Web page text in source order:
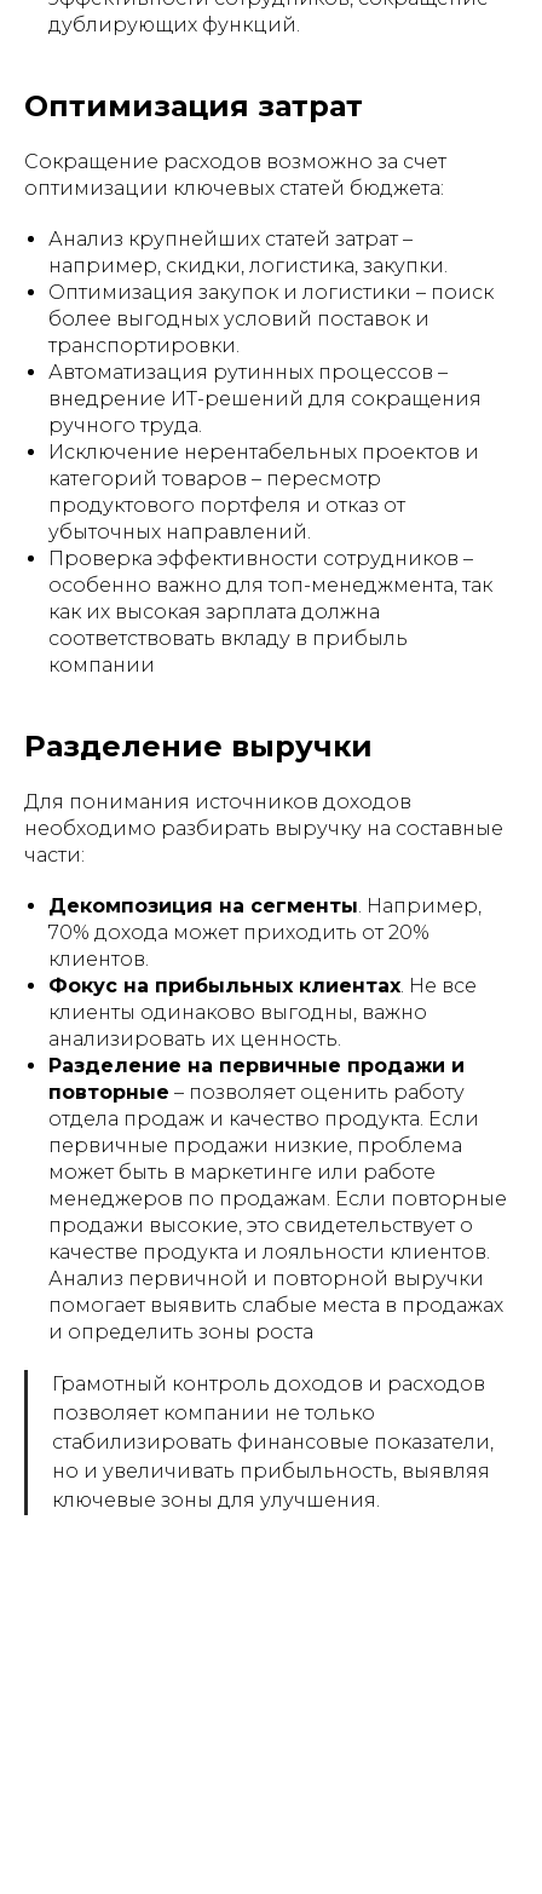
дублирующих функций.
Оптимизация затрат
Сокращение расходов возможно за счет
оптимизации ключевых статей бюджета:
Анализ крупнейших статей затрат –
например, скидки, логистика, закупки.
Оптимизация закупок и логистики – поиск
более выгодных условий поставок и
транспортировки.
Автоматизация рутинных процессов –
внедрение ИТ-решений для сокращения
ручного труда.
Исключение нерентабельных проектов и
категорий товаров – пересмотр
продуктового портфеля и отказ от
убыточных направлений.
Проверка эффективности сотрудников –
особенно важно для топ-менеджмента, так
как их высокая зарплата должна
соответствовать вкладу в прибыль
компании​
Разделение выручки
Для понимания источников доходов
необходимо разбирать выручку на составные
части:
Декомпозиция на сегменты. Например,
70% дохода может приходить от 20%
клиентов.
Фокус на прибыльных клиентах. Не все
клиенты одинаково выгодны, важно
анализировать их ценность.
Разделение на первичные продажи и
повторные – позволяет оценить работу
отдела продаж и качество продукта. Если
первичные продажи низкие, проблема
может быть в маркетинге или работе
менеджеров по продажам. Если повторные
продажи высокие, это свидетельствует о
качестве продукта и лояльности клиентов.
Анализ первичной и повторной выручки
помогает выявить слабые места в продажах
и определить зоны роста
Грамотный контроль доходов и расходов
позволяет компании не только
стабилизировать финансовые показатели,
но и увеличивать прибыльность, выявляя
ключевые зоны для улучшения.